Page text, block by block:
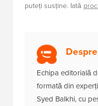
puteți susține. Iată
Echipa editorială
formată din
Syed Balkhi, cu